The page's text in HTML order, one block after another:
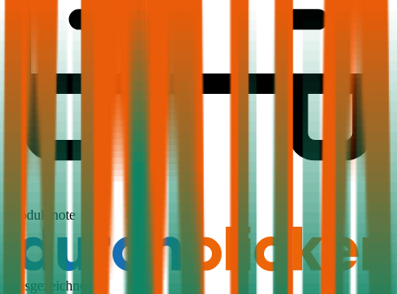
Produktnote
Ausgezeichnet